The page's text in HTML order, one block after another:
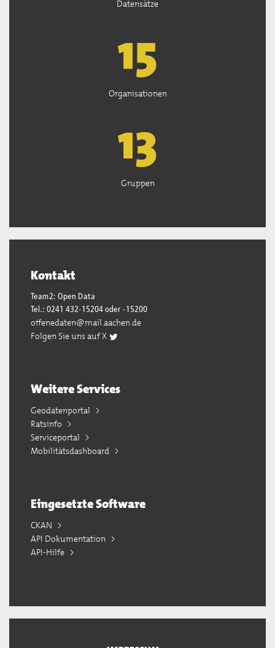
Datensätze
15
Organisationen
13
Gruppen
Kontakt
Team2: Open Data
Tel.: 0241 432-15204 oder -15200
offenedaten@mail.aachen.de
Folgen Sie uns auf X
Weitere Services
Geodatenportal
Ratsinfo
Serviceportal
Mobilitätsdashboard
Eingesetzte Software
CKAN
API Dokumentation
API-Hilfe